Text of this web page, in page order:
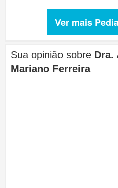
Ver mais
Sua opinião sobre Dra.
Mariano Ferreira